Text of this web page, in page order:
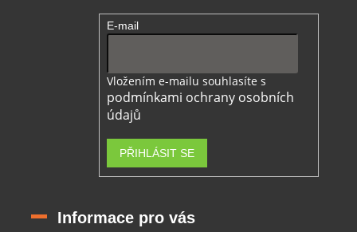
E-mail
Vložením e-mailu souhlasíte s
podmínkami ochrany osobních
údajů
PŘIHLÁSIT SE
Informace pro vás